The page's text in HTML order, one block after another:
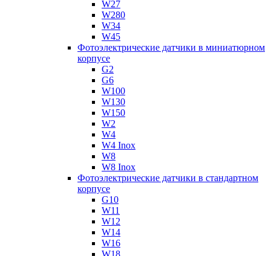
W27
W280
W34
W45
Фотоэлектрические датчики в миниатюрном
корпусе
G2
G6
W100
W130
W150
W2
W4
W4 Inox
W8
W8 Inox
Фотоэлектрические датчики в стандартном
корпусе
G10
W11
W12
W14
W16
W18